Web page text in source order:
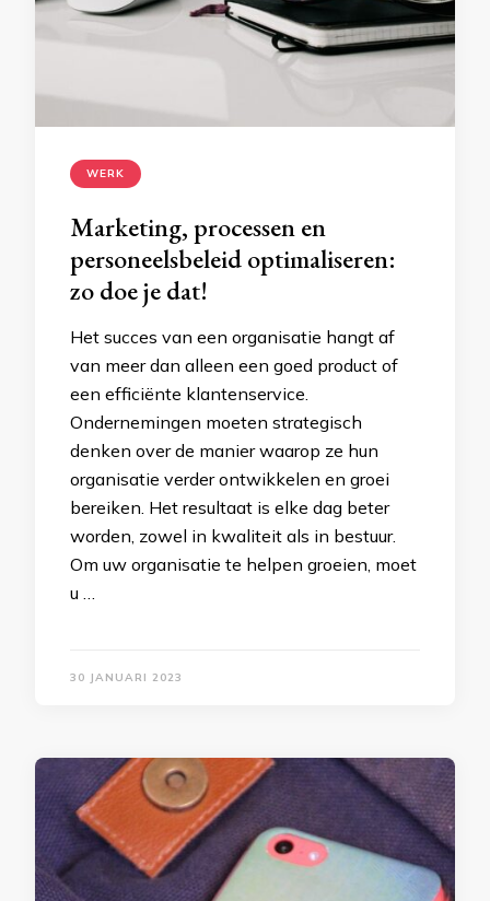
WERK
Marketing, processen en
personeelsbeleid optimaliseren:
zo doe je dat!
Het succes van een organisatie hangt af
van meer dan alleen een goed product of
een efficiënte klantenservice.
Ondernemingen moeten strategisch
denken over de manier waarop ze hun
organisatie verder ontwikkelen en groei
bereiken. Het resultaat is elke dag beter
worden, zowel in kwaliteit als in bestuur.
Om uw organisatie te helpen groeien, moet
u …
30 JANUARI 2023